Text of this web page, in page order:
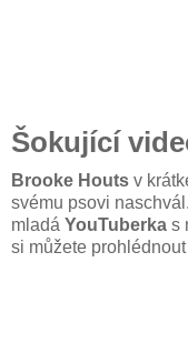
Šokující
Brooke Houts v
svému psovi
mladá YouTuberka s
si můžete